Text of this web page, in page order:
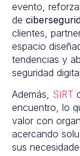
evento,
de
clientes,
espacio
tendencias y
seguridad
Además, SIRT
encuentro, lo
valor con
acercando
sus